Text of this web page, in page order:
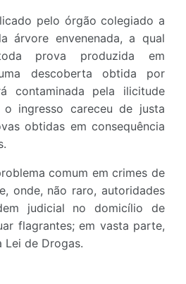
pelo órgão colegiado a
árvore envenenada, a qual
prova produzida em
descoberta obtida por
contaminada pela ilicitude
ingresso careceu de justa
obtidas em consequência
comum em crimes de
onde, não raro, autoridades
judicial no domicílio de
flagrantes; em vasta parte,
Lei de Drogas.